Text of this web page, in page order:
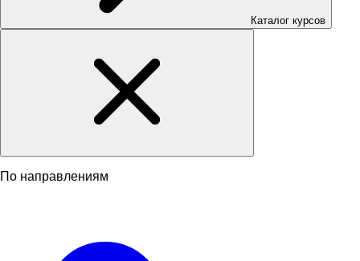
Каталог курсов
По направлениям